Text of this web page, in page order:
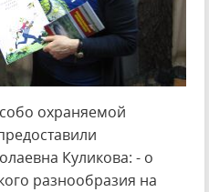
охраняемой
Куликова: - о
разнообразия на